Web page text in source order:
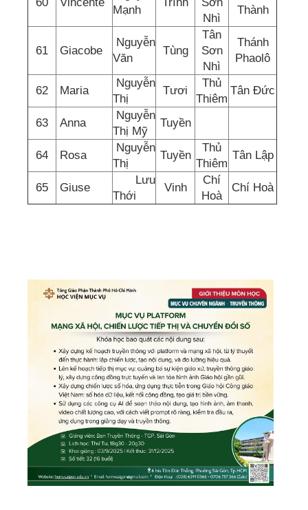
Mạnh
Nhì
Thành
61 Giacobe
Nguyễn
Văn
Tùng
Tân
Sơn
Nhì
Thánh
Phaolô
62 Maria
Nguyễn
Thị
Tươi
Thủ
Thiêm
Tân Đức
63 Anna
Nguyễn
Thị Mỹ
Tuyền
64 Rosa
Nguyễn
Thị
Tuyền
Thủ
Thiêm
Tân Lập
65 Giuse
Lưu
Thới
Vinh
Chí
Hoà
Chí Hoà